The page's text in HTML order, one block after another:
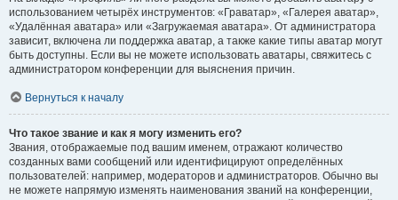
использованием четырёх инструментов: «Граватар», «Галерея аватар»,
«Удалённая аватара» или «Загружаемая аватара». От администратора
зависит, включена ли поддержка аватар, а также какие типы аватар могут
быть доступны. Если вы не можете использовать аватары, свяжитесь с
администратором конференции для выяснения причин.
Вернуться к началу
Что такое звание и как я могу изменить его?
Звания, отображаемые под вашим именем, отражают количество
созданных вами сообщений или идентифицируют определённых
пользователей: например, модераторов и администраторов. Обычно вы
не можете напрямую изменять наименования званий на конференции,